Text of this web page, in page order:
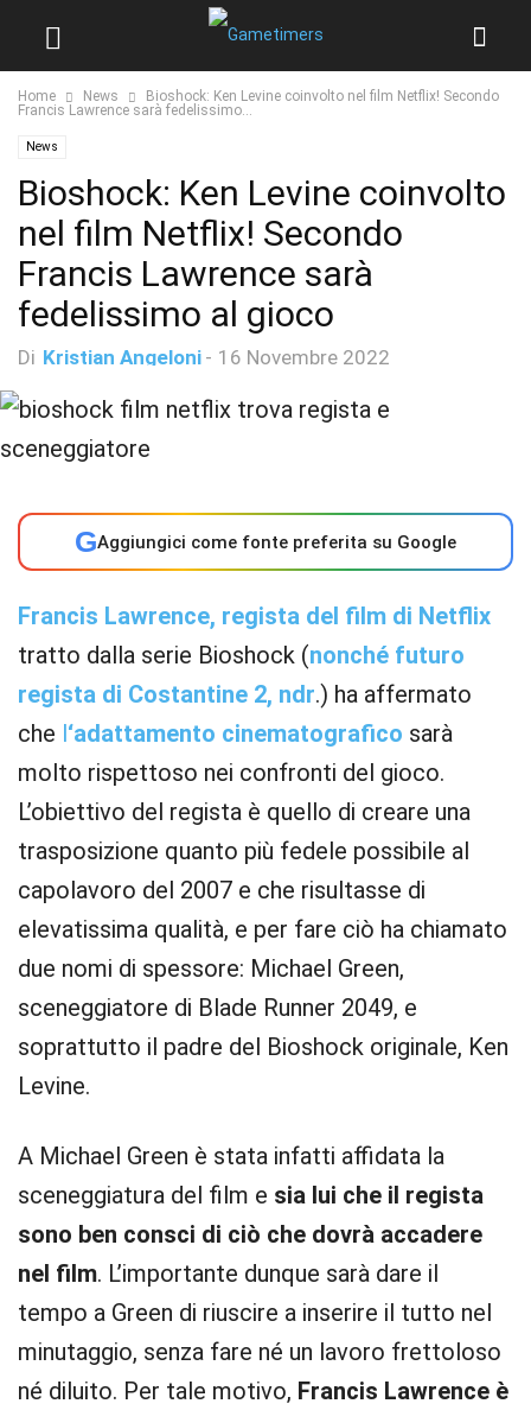
Home News
Bioshock: Ken Levine coinvolto nel film Netflix! Secondo
Francis Lawrence sarà fedelissimo...
News
Bioshock: Ken Levine coinvolto
nel film Netflix! Secondo
Francis Lawrence sarà
fedelissimo al gioco
Di Kristian Angeloni - 16 Novembre 2022
GAggiungici come fonte preferita su Google
Francis Lawrence, regista del film di Netflix
tratto dalla serie Bioshock (nonché futuro
regista di Costantine 2, ndr.) ha affermato
che l‘adattamento cinematografico sarà
molto rispettoso nei confronti del gioco.
L’obiettivo del regista è quello di creare una
trasposizione quanto più fedele possibile al
capolavoro del 2007 e che risultasse di
elevatissima qualità, e per fare ciò ha chiamato
due nomi di spessore: Michael Green,
sceneggiatore di Blade Runner 2049, e
soprattutto il padre del Bioshock originale, Ken
Levine.
A Michael Green è stata infatti affidata la
sceneggiatura del film e sia lui che il regista
sono ben consci di ciò che dovrà accadere
nel film. L’importante dunque sarà dare il
tempo a Green di riuscire a inserire il tutto nel
minutaggio, senza fare né un lavoro frettoloso
né diluito. Per tale motivo, Francis Lawrence è